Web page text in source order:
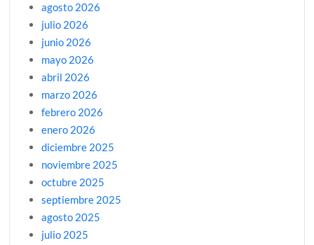
agosto 2026
julio 2026
junio 2026
mayo 2026
abril 2026
marzo 2026
febrero 2026
enero 2026
diciembre 2025
noviembre 2025
octubre 2025
septiembre 2025
agosto 2025
julio 2025